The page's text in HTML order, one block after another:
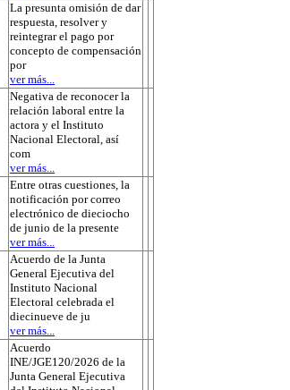
La presunta omisión de dar
respuesta, resolver y
reintegrar el pago por
concepto de compensación
por
ver más...
Negativa de reconocer la
relación laboral entre la
actora y el Instituto
Nacional Electoral, así
com
ver más...
Entre otras cuestiones, la
notificación por correo
electrónico de dieciocho
de junio de la presente
ver más...
Acuerdo de la Junta
General Ejecutiva del
Instituto Nacional
Electoral celebrada el
diecinueve de ju
ver más...
Acuerdo
INE/JGE120/2026 de la
Junta General Ejecutiva